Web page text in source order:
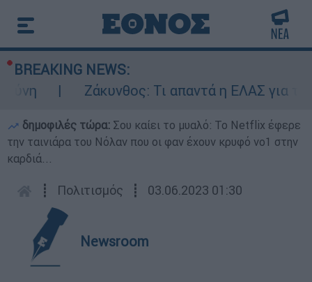
BREAKING NEWS:
Ζάκυνθος: Τι απαντά η ΕΛΑΣ για
δημοφιλές τώρα: Σου καίει το μυαλό: Το Netflix έφερε
την ταινιάρα του Νόλαν που οι φαν έχουν κρυφό νο1 στην
καρδιά...
┋ Πολιτισμός ┋ 03.06.2023 01:30
Newsroom